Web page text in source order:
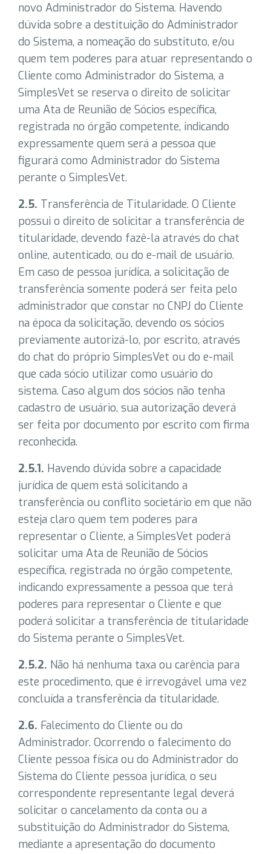
novo Administrador do Sistema. Havendo
dúvida sobre a destituição do Administrador
do Sistema, a nomeação do substituto, e/ou
quem tem poderes para atuar representando o
Cliente como Administrador do Sistema, a
SimplesVet se reserva o direito de solicitar
uma Ata de Reunião de Sócios específica,
registrada no órgão competente, indicando
expressamente quem será a pessoa que
figurará como Administrador do Sistema
perante o SimplesVet.
2.5. Transferência de Titularidade. O Cliente
possui o direito de solicitar a transferência de
titularidade, devendo fazê-la através do chat
online, autenticado, ou do e-mail de usuário.
Em caso de pessoa jurídica, a solicitação de
transferência somente poderá ser feita pelo
administrador que constar no CNPJ do Cliente
na época da solicitação, devendo os sócios
previamente autorizá-lo, por escrito, através
do chat do próprio SimplesVet ou do e-mail
que cada sócio utilizar como usuário do
sistema. Caso algum dos sócios não tenha
cadastro de usuário, sua autorização deverá
ser feita por documento por escrito com firma
reconhecida.
2.5.1. Havendo dúvida sobre a capacidade
jurídica de quem está solicitando a
transferência ou conflito societário em que não
esteja claro quem tem poderes para
representar o Cliente, a SimplesVet poderá
solicitar uma Ata de Reunião de Sócios
específica, registrada no órgão competente,
indicando expressamente a pessoa que terá
poderes para representar o Cliente e que
poderá solicitar a transferência de titularidade
do Sistema perante o SimplesVet.
2.5.2. Não há nenhuma taxa ou carência para
este procedimento, que é irrevogável uma vez
concluída a transferência da titularidade.
2.6. Falecimento do Cliente ou do
Administrador. Ocorrendo o falecimento do
Cliente pessoa física ou do Administrador do
Sistema do Cliente pessoa jurídica, o seu
correspondente representante legal deverá
solicitar o cancelamento da conta ou a
substituição do Administrador do Sistema,
mediante a apresentação do documento